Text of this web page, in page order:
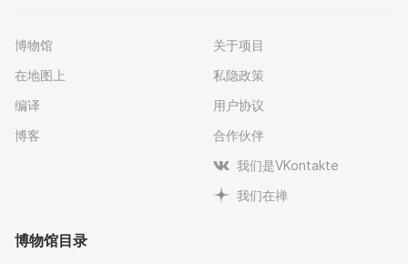
博物馆
在地图上
编译
博客
关于项目
私隐政策
用户协议
合作伙伴
我们是VKontakte
我们在禅
博物馆目录